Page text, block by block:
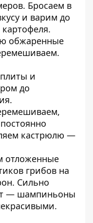
Бросаем в
и варим до
обжаренные
и
до
кастрюлю —
отложенные
грибов на
Сильно
— шампиньоны